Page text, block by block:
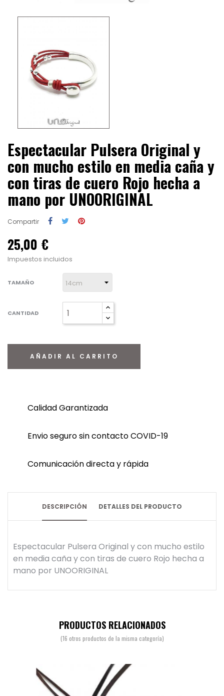
Espectacular Pulsera Original y
con mucho estilo en media caña y
con tiras de cuero Rojo hecha a
mano por UNOORIGINAL
Compartir
25,00 €
Impuestos incluidos
TAMAÑO
CANTIDAD
AÑADIR AL CARRITO
Calidad Garantizada
Envio seguro sin contacto COVID-19
Comunicación directa y rápida
DESCRIPCIÓN DETALLES DEL PRODUCTO
Espectacular Pulsera Original y con mucho estilo
en media caña y con tiras de cuero Rojo hecha a
mano por UNOORIGINAL
PRODUCTOS RELACIONADOS
(16 otros productos de la misma categoría)